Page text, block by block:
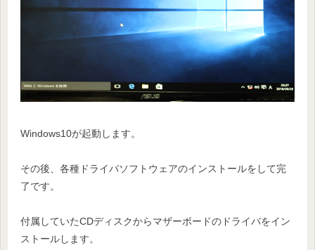
Windows10が起動します。
その後、各種ドライバソフトウェアのインストールをして完
了です。
付属していたCDディスクからマザーボードのドライバをイン
ストールします。